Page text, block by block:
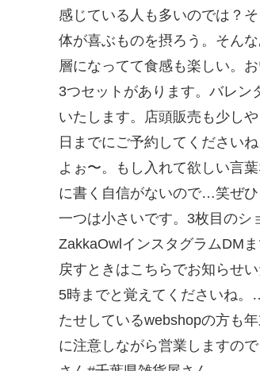
感じている人も多いのでは？
体が喜ぶものを摂ろう。そん
層になってて食感も楽しい。
3つセットがあります。バレン
いたします。店頭販売も少し
日までにご予約してください
よぉ〜。もし入れて欲しい言
に書く自信がないので…笑ぜ
一つは小さいです。3枚目の
ZakkaOwlインスタグラムDM
戻すときはこちらでお知らせ
5時までと覚えてくださいね
たせしているwebshopの方も
に注意しながら営業しますの